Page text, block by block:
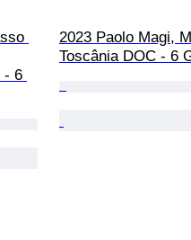
- 6
2023 Paolo Magi,
Toscânia DOC - 6